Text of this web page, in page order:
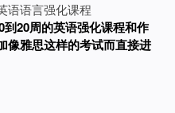
语语言强化课程
到20周的英语强化课程和作
像雅思这样的考试而直接进